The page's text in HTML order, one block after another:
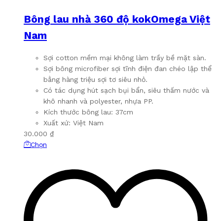
Bông lau nhà 360 độ kokOmega Việt
Nam
Sợi cotton mềm mại không làm trầy bề mặt sàn.
Sợi bông microfiber sợi tĩnh điện đan chéo lập thể
bằng hàng triệu sợi tơ siêu nhỏ.
Có tác dụng hút sạch bụi bẩn, siêu thấm nước và
khô nhanh và polyester, nhựa PP.
Kích thước bông lau: 37cm
Xuất xứ: Việt Nam
30.000 ₫
Chọn
có
nhiều